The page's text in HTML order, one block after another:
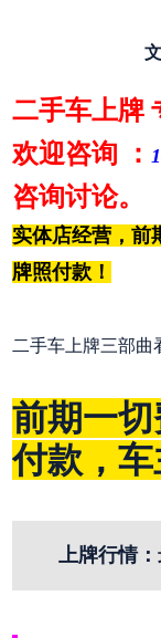
二手车上牌
欢迎咨询 ：
咨询讨论。
实体店经营，前
牌照付款！
二手车上牌三部曲
前期一
付款，
上牌行情